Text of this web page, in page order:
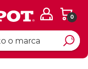
0